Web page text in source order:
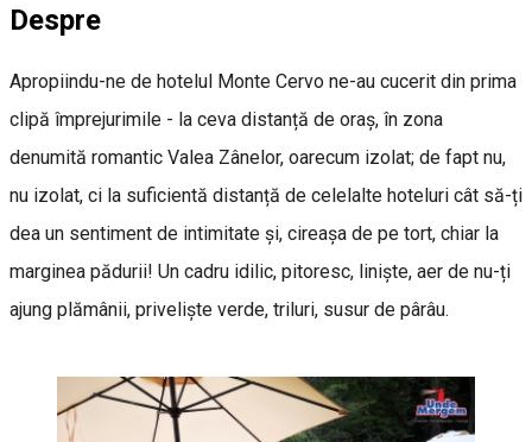
Despre
Apropiindu-ne de hotelul Monte Cervo ne-au cucerit din prima
clipă împrejurimile - la ceva distanță de oraș, în zona
denumită romantic Valea Zânelor, oarecum izolat; de fapt nu,
nu izolat, ci la suficientă distanță de celelalte hoteluri cât să-ți
dea un sentiment de intimitate și, cireașa de pe tort, chiar la
marginea pădurii! Un cadru idilic, pitoresc, liniște, aer de nu-ți
ajung plămânii, priveliște verde, triluri, susur de pârâu.